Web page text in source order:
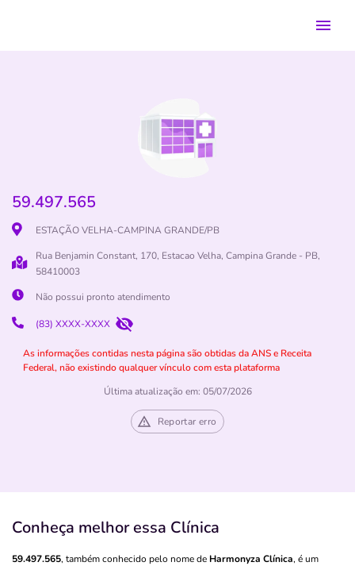
59.497.565
ESTAÇÃO VELHA-CAMPINA GRANDE/PB
Rua Benjamin Constant, 170, Estacao Velha, Campina Grande - PB,
58410003
Não possui pronto atendimento
(83) XXXX-XXXX
As informações contidas nesta página são obtidas da ANS e Receita
Federal, não existindo qualquer vínculo com esta plataforma
Última atualização em: 05/07/2026
Reportar erro
Conheça melhor essa Clínica
59.497.565, também conhecido pelo nome de Harmonyza Clínica, é um